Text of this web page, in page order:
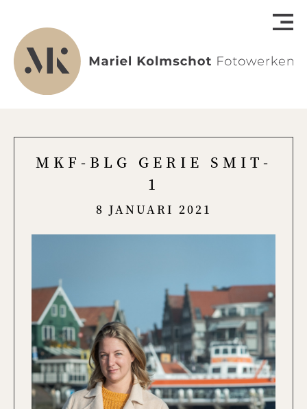
MKF-BLG GERIE SMIT-
1
8 JANUARI 2021